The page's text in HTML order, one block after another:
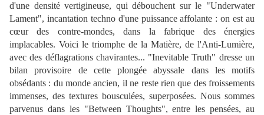
d'une densité vertigineuse, qui débouchent sur le "Underwater
Lament", incantation techno d'une puissance affolante : on est au
cœur des contre-mondes, dans la fabrique des énergies
implacables. Voici le triomphe de la Matière, de l'Anti-Lumière,
avec des déflagrations chavirantes... "Inevitable Truth" dresse un
bilan provisoire de cette plongée abyssale dans les motifs
obsédants : du monde ancien, il ne reste rien que des froissements
immenses, des textures bousculées, superposées. Nous sommes
parvenus dans les "Between Thoughts", entre les pensées, au